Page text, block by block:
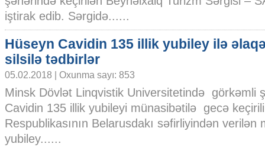
iştirak edib. Sərgidə......
Hüseyn Cavidin 135 illik yubiley ilə
silsilə tədbirlər
05.02.2018 | Oxunma sayı: 853
Minsk Dövlət Linqvistik Universitetində görkəmli
Cavidin 135 illik yubileyi münasibətilə gecə
Respublikasının Belarusdakı səfirliyindən verilən
yubiley......